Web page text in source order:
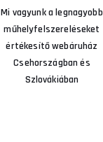
Mi vagyunk a legnagyobb
műhelyfelszereléseket
értékesítő webáruház
Csehországban és
Szlovákiában